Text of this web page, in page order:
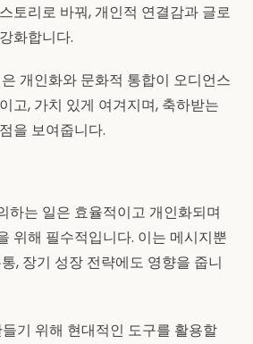
토리로 바꿔, 개인적 연결감과 글로
화합니다.
개인화와 문화적 통합이 오디언스
고, 가치 있게 여겨지며, 축하받는
을 보여줍니다.
하는 일은 효율적이고 개인화되며
위해 필수적입니다. 이는 메시지뿐
, 장기 성장 전략에도 영향을 줍니
기 위해 현대적인 도구를 활용할